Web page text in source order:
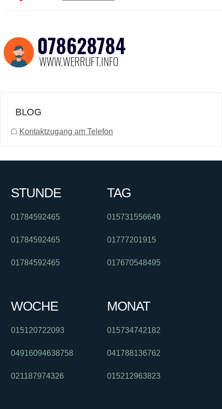
BLOG
☖ Kontaktzugang am Telefon
STUNDE
01784592465
01784592465
01784592465
TAG
015731556649
01777201915
017670548495
WOCHE
015120722093
04916094638758
021187974326
MONAT
015734742182
041788136762
015212963823